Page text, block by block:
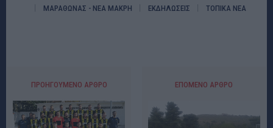
ΜΑΡΑΘΩΝΑΣ - ΝΕΑ ΜΑΚΡΗ ΕΚΔΗΛΩΣΕΙΣ ΤΟΠΙΚΑ ΝΕΑ
ΠΡΟΗΓΟΎΜΕΝΟ ΆΡΘΡΟ ΕΠΌΜΕΝΟ ΆΡΘΡΟ